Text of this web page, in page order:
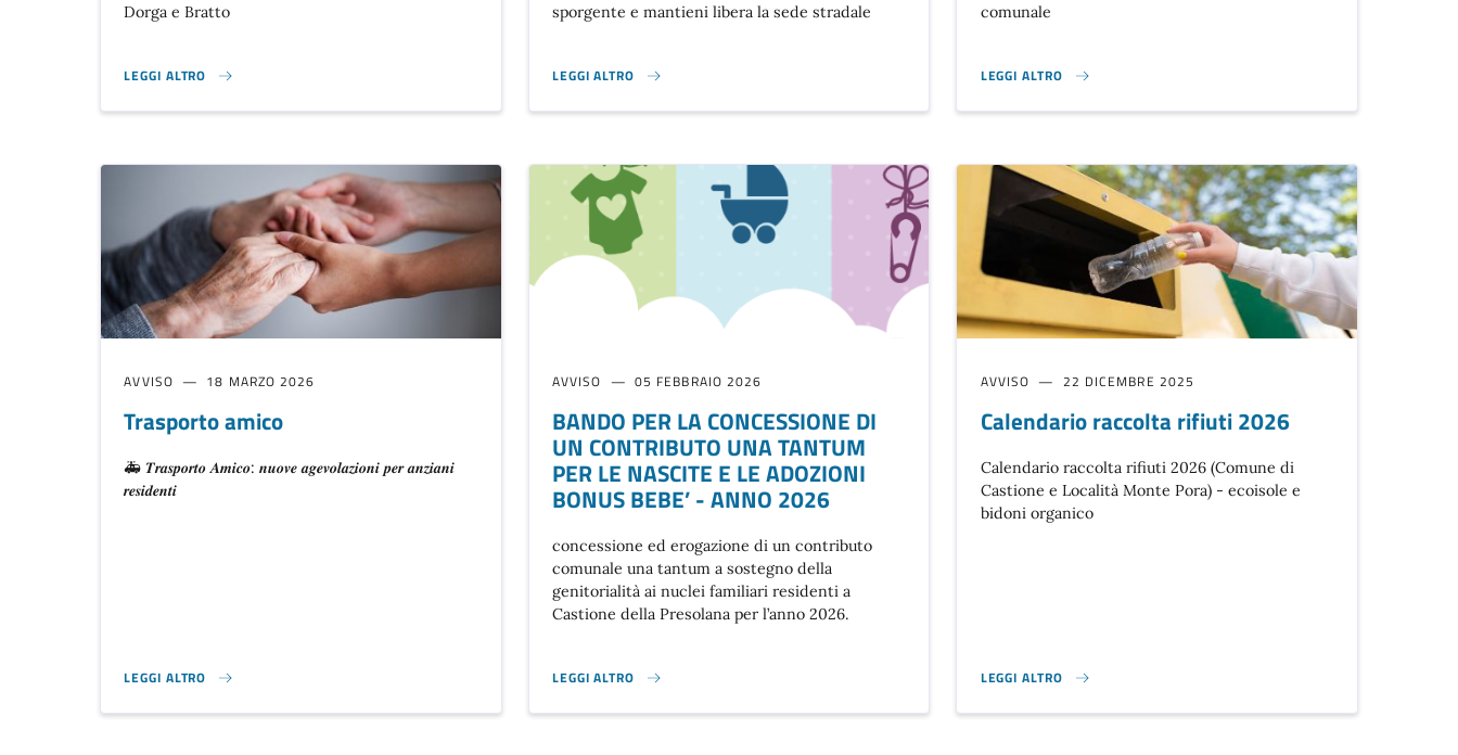
Dorga e Bratto
LEGGI ALTRO
ESUMAZIONI ED ESTUMULAZIONI ORDINARIE - 2026}
sporgente e mantieni libera la sede stradale
LEGGI ALTRO
SIEPI E RAMI: UN PICCOLO GESTO PER LA SICUREZZA DI TUTTI }
comunale
LEGGI ALTRO
NUOVA APERTURA SPORTELLO FNP - CISL }
AVVISO 18 MARZO 2026
Trasporto amico
🚑 𝑻𝒓𝒂𝒔𝒑𝒐𝒓𝒕𝒐 𝑨𝒎𝒊𝒄𝒐: 𝒏𝒖𝒐𝒗𝒆 𝒂𝒈𝒆𝒗𝒐𝒍𝒂𝒛𝒊𝒐𝒏𝒊 𝒑𝒆𝒓 𝒂𝒏𝒛𝒊𝒂𝒏𝒊
𝒓𝒆𝒔𝒊𝒅𝒆𝒏𝒕𝒊
LEGGI ALTRO
TRASPORTO AMICO}
AVVISO 05 FEBBRAIO 2026
BANDO PER LA CONCESSIONE DI
UN CONTRIBUTO UNA TANTUM
PER LE NASCITE E LE ADOZIONI
BONUS BEBE’ - ANNO 2026
concessione ed erogazione di un contributo
comunale una tantum a sostegno della
genitorialità ai nuclei familiari residenti a
Castione della Presolana per l’anno 2026.
LEGGI ALTRO
BANDO PER LA CONCESSIONE DI UN CONTRIBUTO UNA TANTUM PER LE NASCITE E LE ADOZIONI BONUS BEBE’ - ANNO 2026}
AVVISO 22 DICEMBRE 2025
Calendario raccolta rifiuti 2026
Calendario raccolta rifiuti 2026 (Comune di
Castione e Località Monte Pora) - ecoisole e
bidoni organico
LEGGI ALTRO
CALENDARIO RACCOLTA RIFIUTI 2026}